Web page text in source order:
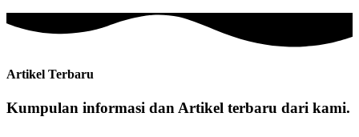
Artikel Terbaru
Kumpulan informasi dan Artikel terbaru dari kami.